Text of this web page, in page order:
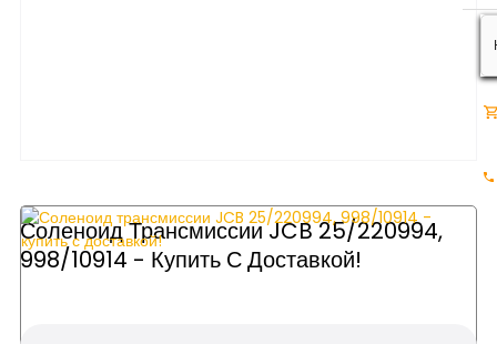
Соленоид Трансмиссии JCB 25/220994,
998/10914 - Купить С Доставкой!